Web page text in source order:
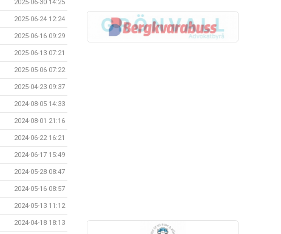
2025-06-30 14:25
2025-06-24 12:24
2025-06-16 09:29
2025-06-13 07:21
2025-05-06 07:22
2025-04-23 09:37
2024-08-05 14:33
2024-08-01 21:16
2024-06-22 16:21
2024-06-17 15:49
2024-05-28 08:47
2024-05-16 08:57
2024-05-13 11:12
2024-04-18 18:13